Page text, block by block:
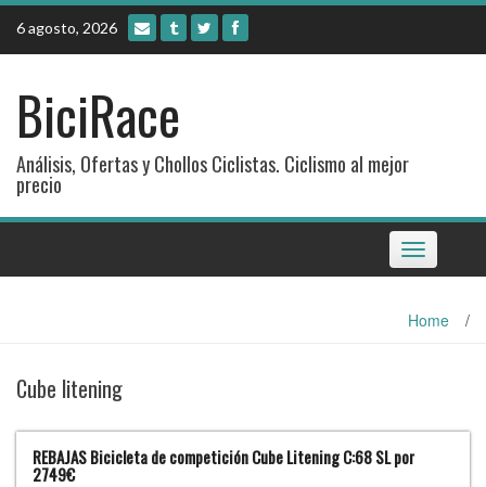
Skip
content
6 agosto, 2026
BiciRace
Análisis, Ofertas y Chollos Ciclistas. Ciclismo al mejor
precio
Toggle
navigation
Home /
Cube litening
REBAJAS Bicicleta de competición Cube Litening C:68 SL por
2749€